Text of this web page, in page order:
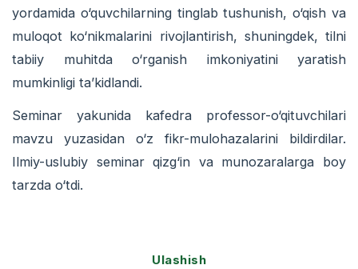
yordamida o‘quvchilarning tinglab tushunish, o‘qish va
muloqot ko‘nikmalarini rivojlantirish, shuningdek, tilni
tabiiy muhitda o‘rganish imkoniyatini yaratish
mumkinligi ta’kidlandi.
Seminar yakunida kafedra professor-o‘qituvchilari
mavzu yuzasidan o‘z fikr-mulohazalarini bildirdilar.
Ilmiy-uslubiy seminar qizg‘in va munozaralarga boy
tarzda o‘tdi.
Ulashish